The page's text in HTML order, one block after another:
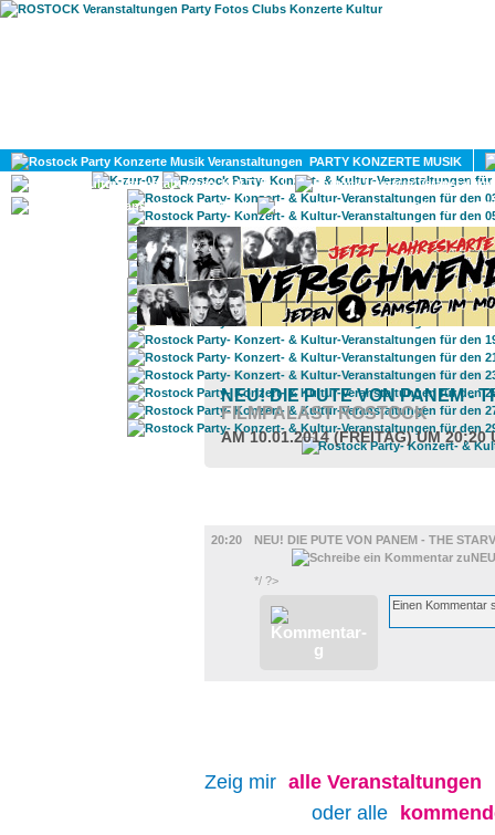
PARTY KONZERTE MUSIK
KULTUR
GAY
NEU! DIE PUTE VON PANEM -
FILMPALAST ROSTOCK
AM 10.01.2014 (FREITAG) UM 20:20
20:20
NEU! DIE PUTE VON PANEM - THE
*/ ?>
Zeig mir alle Veranstaltungen
oder alle